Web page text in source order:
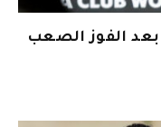
الفوز الصعب